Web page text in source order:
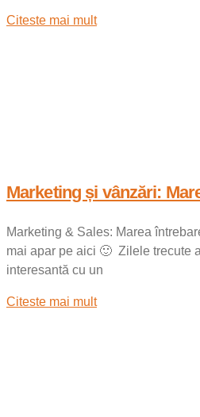
Citeste mai mult
Marketing și vânzări:
Marketing & Sales: Marea
mai apar pe aici 🙂 Zilele trecute
interesantă cu un
Citeste mai mult